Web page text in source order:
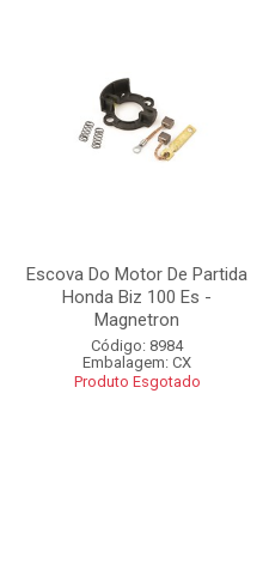
Escova Do Motor De Partida
Honda Biz 100 Es -
Magnetron
Código: 8984
Embalagem: CX
Produto Esgotado